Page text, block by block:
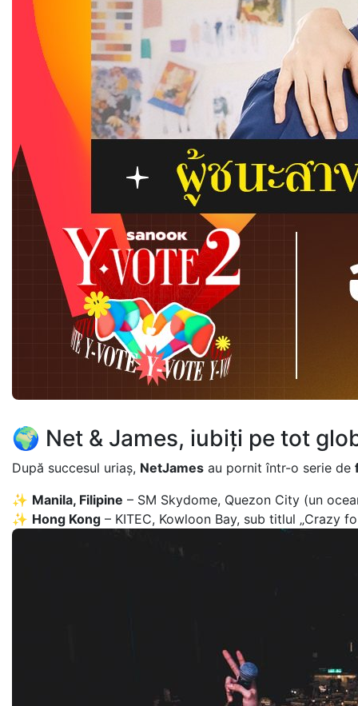
🌍 Net & James, iubiți pe tot
După succesul uriaș, NetJames au pornit într-o serie de
✨ Manila, Filipine – SM Skydome, Quezon City (un
✨ Hong Kong – KITEC, Kowloon Bay, sub titlul „Crazy